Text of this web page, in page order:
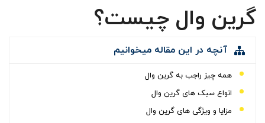
گرین وال چیست؟
آنچه در این مقاله میخوانیم
همه چیز راجب به گرین وال
انواع سبک های گرین وال
مزایا و ویژگی های گرین وال